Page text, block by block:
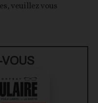
veuillez vous